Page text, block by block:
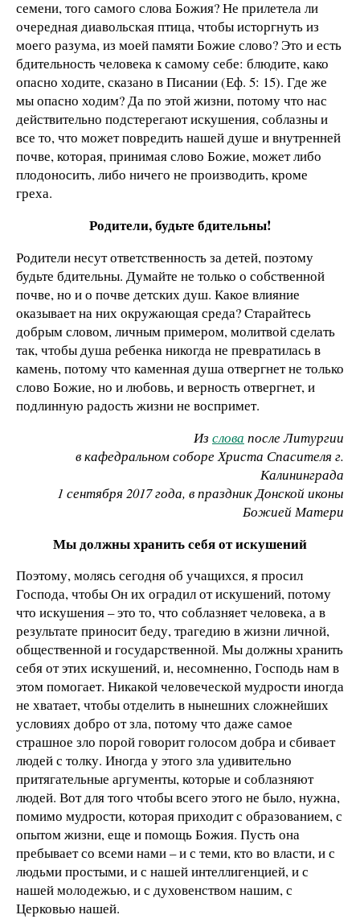
семени, того самого слова Божия? Не прилетела ли
очередная диавольская птица, чтобы исторгнуть из
моего разума, из моей памяти Божие слово? Это и есть
бдительность человека к самому себе: блюдите, како
опасно ходите, сказано в Писании (Еф. 5: 15). Где же
мы опасно ходим? Да по этой жизни, потому что нас
действительно подстерегают искушения, соблазны и
все то, что может повредить нашей душе и внутренней
почве, которая, принимая слово Божие, может либо
плодоносить, либо ничего не производить, кроме
греха.
Родители, будьте бдительны!
Родители несут ответственность за детей, поэтому
будьте бдительны. Думайте не только о собственной
почве, но и о почве детских душ. Какое влияние
оказывает на них окружающая среда? Старайтесь
добрым словом, личным примером, молитвой сделать
так, чтобы душа ребенка никогда не превратилась в
камень, потому что каменная душа отвергнет не только
слово Божие, но и любовь, и верность отвергнет, и
подлинную радость жизни не воспримет.
Изслова после Литургии
в кафедральном соборе Христа Спасителя г.
Калининграда
1 сентября 2017 года, в праздник Донской иконы
Божией Матери
Мы должны хранить себя от искушений
Поэтому, молясь сегодня об учащихся, я просил
Господа, чтобы Он их оградил от искушений, потому
что искушения – это то, что соблазняет человека, а в
результате приносит беду, трагедию в жизни личной,
общественной и государственной. Мы должны хранить
себя от этих искушений, и, несомненно, Господь нам в
этом помогает. Никакой человеческой мудрости иногда
не хватает, чтобы отделить в нынешних сложнейших
условиях добро от зла, потому что даже самое
страшное зло порой говорит голосом добра и сбивает
людей с толку. Иногда у этого зла удивительно
притягательные аргументы, которые и соблазняют
людей. Вот для того чтобы всего этого не было, нужна,
помимо мудрости, которая приходит с образованием, с
опытом жизни, еще и помощь Божия. Пусть она
пребывает со всеми нами – и с теми, кто во власти, и с
людьми простыми, и с нашей интеллигенцией, и с
нашей молодежью, и с духовенством нашим, с
Церковью нашей.